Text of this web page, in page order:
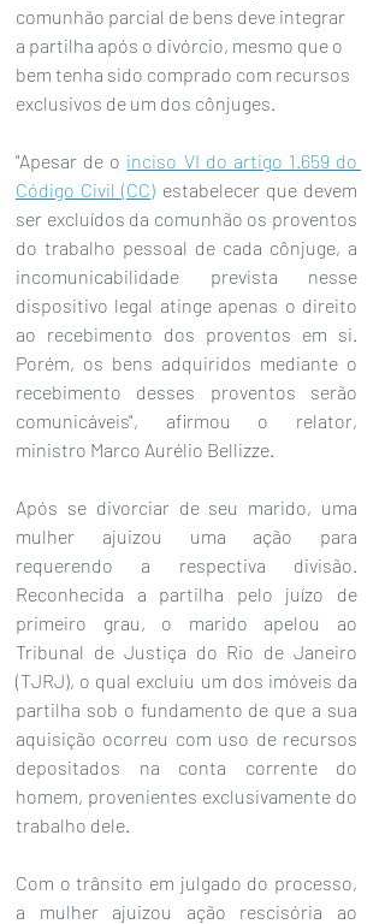
comunhão parcial de bens deve integrar
a partilha após o divórcio, mesmo que o
bem tenha sido comprado com recursos
exclusivos de um dos cônjuges.
"Apesar de o inciso VI do artigo 1.659 do
Código Civil (CC) estabelecer que devem
ser excluídos da comunhão os proventos
do trabalho pessoal de cada cônjuge, a
incomunicabilidade prevista nesse
dispositivo legal atinge apenas o direito
ao recebimento dos proventos em si.
Porém, os bens adquiridos mediante o
recebimento desses proventos serão
comunicáveis", afirmou o relator,
ministro Marco Aurélio Bellizze.
Após se divorciar de seu marido, uma
mulher ajuizou uma ação para
requerendo a respectiva divisão.
Reconhecida a partilha pelo juízo de
primeiro grau, o marido apelou ao
Tribunal de Justiça do Rio de Janeiro
(TJRJ), o qual excluiu um dos imóveis da
partilha sob o fundamento de que a sua
aquisição ocorreu com uso de recursos
depositados na conta corrente do
homem, provenientes exclusivamente do
trabalho dele.
Com o trânsito em julgado do processo,
a mulher ajuizou ação rescisória ao